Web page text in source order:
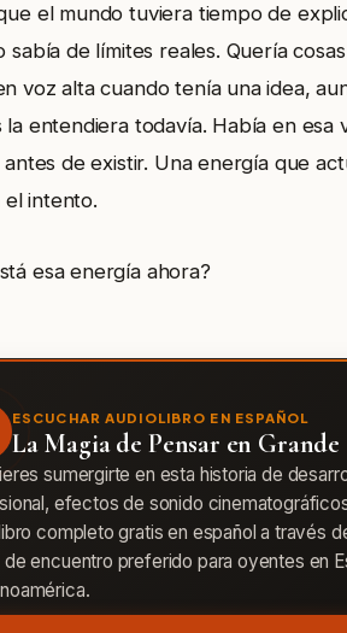
el mundo tuviera tiempo de
sabía de límites reales. Quería
voz alta cuando tenía una idea,
la entendiera todavía. Había en
antes de existir. Una energía que
el intento.
esa energía ahora?
ESCUCHAR AUDIOLIBRO EN ESPAÑOL
La Magia de Pensar en Grande
sumergirte en esta historia de
efectos de sonido
completo gratis en español a través
de encuentro preferido para oyentes en